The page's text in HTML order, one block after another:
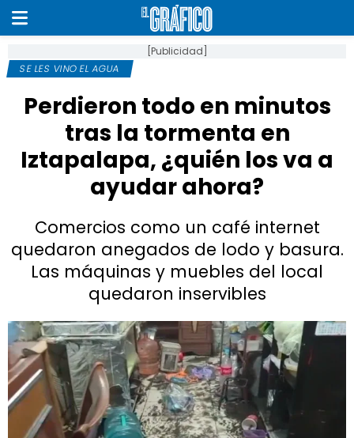
[Publicidad]
SE LES VINO EL AGUA
Perdieron todo en minutos
tras la tormenta en
Iztapalapa, ¿quién los va a
ayudar ahora?
Comercios como un café internet
quedaron anegados de lodo y basura.
Las máquinas y muebles del local
quedaron inservibles